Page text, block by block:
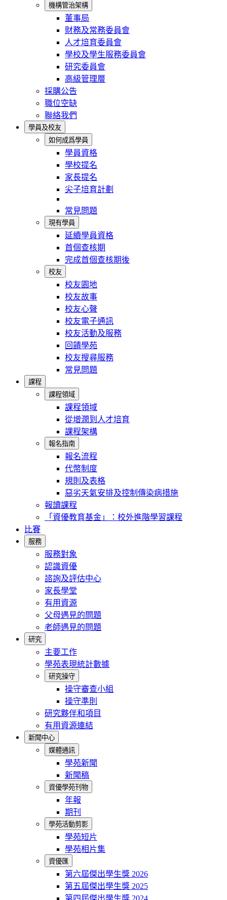
機構管治架構
董事局
財務及常務委員會
人才培育委員會
學校及學生服務委員會
研究委員會
高級管理層
採購公告
職位空缺
聯絡我們
學員及校友
如何成爲學員
學員資格
學校提名
家長提名
尖子培育計劃
常見問題
現有學員
延續學員資格
首個查核期
完成首個查核期後
校友
校友園地
校友故事
校友心聲
校友電子通訊
校友活動及服務
回饋學苑
校友搜尋服務
常見問題
課程
課程領域
課程領域
從增潤到人才培育
課程架構
報名指南
報名流程
代幣制度
規則及表格
惡劣天氣安排及控制傳染病措施
報讀課程
「資優教育基金」：校外進階學習課程
比賽
服務
服務對象
認識資優
諮詢及評估中心
家長學堂
有用資源
父母遇見的問題
老師遇見的問題
研究
主要工作
學苑表現統計數據
研究操守
操守審查小組
操守準則
研究夥伴和項目
有用資源連結
新聞中心
媒體通訊
學苑新聞
新聞稿
資優學苑刊物
年報
期刊
學苑活動剪影
學苑短片
學苑相片集
資優匯
第六屆傑出學生獎 2026
第五屆傑出學生獎 2025
第四屆傑出學生獎 2024